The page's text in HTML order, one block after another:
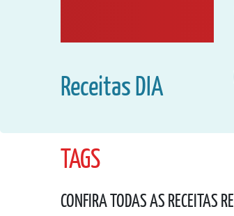
Receitas DIA
TAGS
CONFIRA TODAS AS RECEITAS